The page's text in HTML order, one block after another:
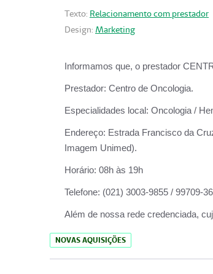
Texto: Relacionamento com prestador
Design: Marketing
Informamos que, o prestador
Prestador: Centro de Oncologia.
Especialidades local: Oncologia /
Endereço: Estrada Francisco da
Imagem Unimed).
Horário: 08h às 19h
Telefone: (021) 3003-9855 / 99709-
Além de nossa rede credenciada,
NOVAS AQUISIÇÕES